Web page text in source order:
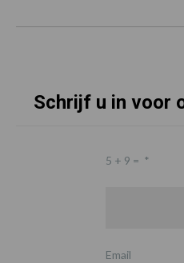
Schrijf u in voor
5 + 9 = *
Email